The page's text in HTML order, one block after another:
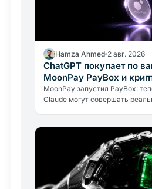
Hamza Ahmed 2 авг. 2026
ChatGPT покупает по
MoonPay PayBox и
MoonPay запустил PayBox:
Claude могут совершать